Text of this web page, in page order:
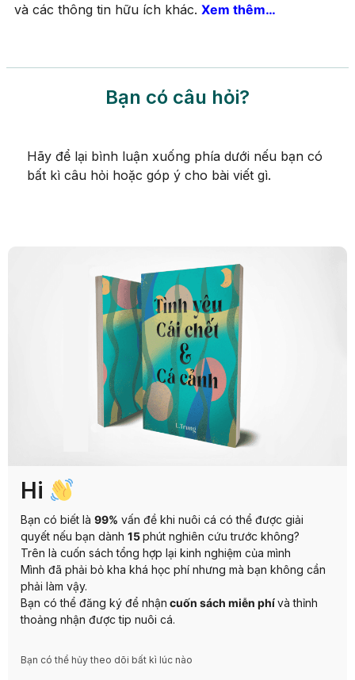
và các thông tin hữu ích khác. Xem thêm…
Bạn có câu hỏi?
Hãy để lại bình luận xuống phía dưới nếu bạn có
bất kì câu hỏi hoặc góp ý cho bài viết gì.
Hi
Bạn có biết là 99% vấn đề khi nuôi cá có thể được giải
quyết nếu bạn dành 15phút nghiên cứu trước không?
Trên là cuốn sách tổng hợp lại kinh nghiệm của mình
Mình đã phải bỏ kha khá học phí nhưng mà bạn không cần
phải làm vậy.
Bạn có thể đăng ký để nhận cuốn sách miễn phívà thỉnh
thoảng nhận được tip nuôi cá.
Bạn có thể hủy theo dõi bất kì lúc nào